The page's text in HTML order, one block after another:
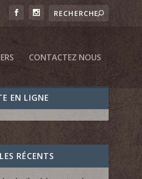
CONTACTEZ NOUS
EN LIGNE
RÉCENTS